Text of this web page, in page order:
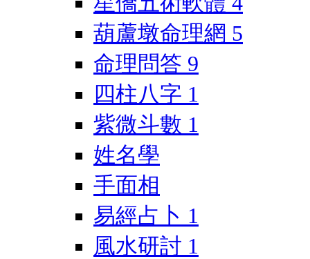
葫蘆墩命理網 5
命理問答 9
四柱八字 1
紫微斗數 1
姓名學
手面相
易經占卜 1
風水研討 1